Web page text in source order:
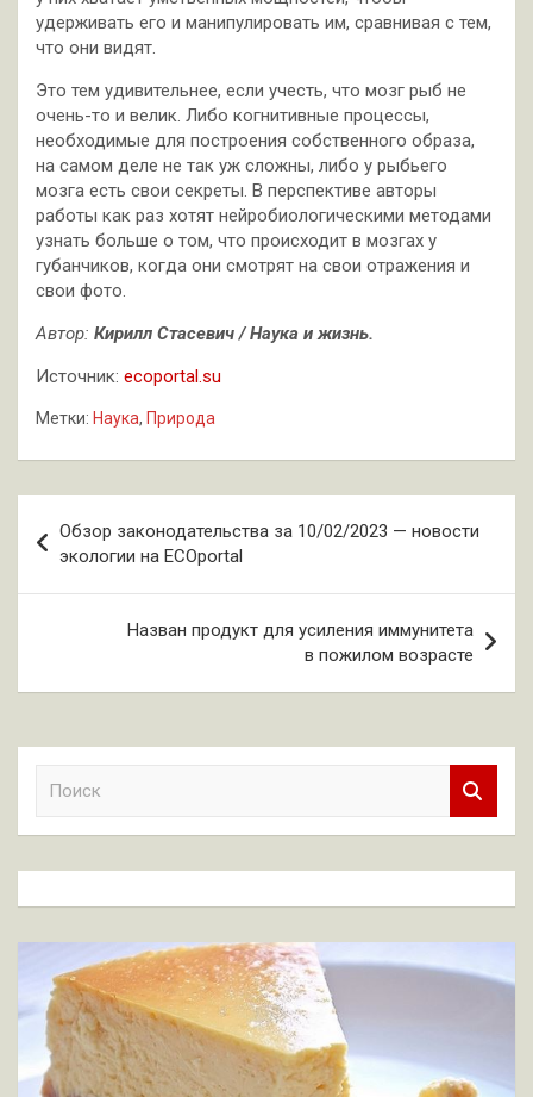
удерживать его и манипулировать им, сравнивая с тем,
что они видят.
Это тем удивительнее, если учесть, что мозг рыб не
очень-то и велик. Либо когнитивные процессы,
необходимые для построения собственного образа,
на самом деле не так уж сложны, либо у рыбьего
мозга есть свои секреты. В перспективе авторы
работы как раз хотят нейробиологическими методами
узнать больше о том, что происходит в мозгах у
губанчиков, когда они смотрят на свои отражения и
свои фото.
Автор: Кирилл Стасевич / Наука и жизнь.
Источник: ecoportal.su
Метки: Наука, Природа
по
записям
Обзор законодательства за 10/02/2023 — новости
экологии на ECOportal
Назван продукт для усиления иммунитета
в пожилом возрасте
к